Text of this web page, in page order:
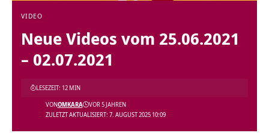
VIDEO
Neue Videos vom 25.06.2021
– 02.07.2021
ZULETZT AKTUALISIERT: 7. AUGUST 2025 10:09
VONOMKARA VOR 5 JAHREN
LESEZEIT: 12 MIN